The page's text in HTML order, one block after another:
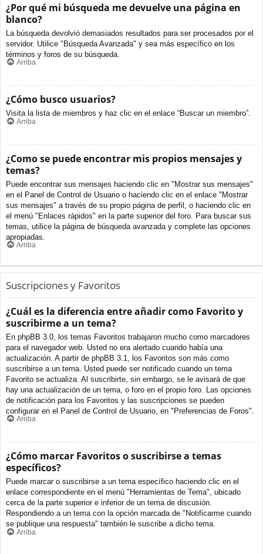
¿Por qué mi búsqueda me devuelve una página en
blanco?
La búsqueda devolvió demasiados resultados para ser procesados por el
servidor. Utilice "Búsqueda Avanzada" y sea más específico en los
términos y foros de su búsqueda.
Arriba
¿Cómo busco usuarios?
Visita la lista de miembros y haz clic en el enlace “Buscar un miembro”.
Arriba
¿Como se puede encontrar mis propios mensajes y
temas?
Puede encontrar sus mensajes haciendo clic en "Mostrar sus mensajes"
en el Panel de Control de Usuario o haciendo clic en el enlace "Mostrar
sus mensajes" a través de su propio página de perfil, o haciendo clic en
el menú "Enlaces rápidos" en la parte superior del foro. Para buscar sus
temas, utilice la página de búsqueda avanzada y complete las opciones
apropiadas.
Arriba
Suscripciones y Favoritos
¿Cuál es la diferencia entre añadir como Favorito y
suscribirme a un tema?
En phpBB 3.0, los temas Favoritos trabajaron mucho como marcadores
para el navegador web. Usted no era alertado cuando había una
actualización. A partir de phpBB 3.1, los Favoritos son más como
suscribirse a un tema. Usted puede ser notificado cuando un tema
Favorito se actualiza. Al suscribirte, sin embargo, se le avisará de que
hay una actualización de un tema, o foro en el propio foro. Las opciones
de notificación para los Favoritos y las suscripciones se pueden
configurar en el Panel de Control de Usuario, en "Preferencias de Foros".
Arriba
¿Cómo marcar Favoritos o suscribirse a temas
específicos?
Puede marcar o suscribirse a un tema específico haciendo clic en el
enlace correspondiente en el menú "Herramientas de Tema", ubicado
cerca de la parte superior e inferior de un tema de discusión.
Respondiendo a un tema con la opción marcada de "Notificarme cuando
se publique una respuesta" también le suscribe a dicho tema.
Arriba